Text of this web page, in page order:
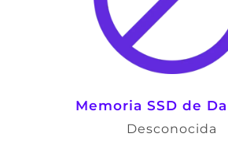
Memoria SSD de
Desconocida